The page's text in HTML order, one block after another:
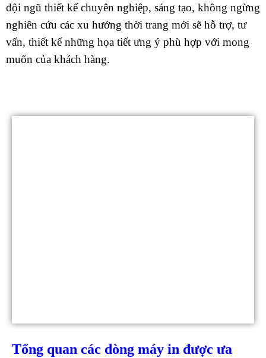
đội ngũ thiết kế chuyên nghiệp, sáng tạo, không ngừng
nghiên cứu các xu hướng thời trang mới sẽ hỗ trợ, tư
vấn, thiết kế những họa tiết ưng ý phù hợp với mong
muốn của khách hàng.
Tổng quan các dòng máy in được ưa